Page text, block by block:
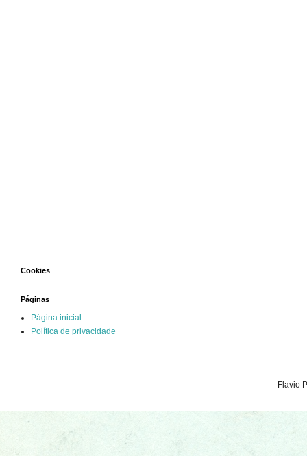
Cookies
Páginas
Página inicial
Política de privacidade
Flavio